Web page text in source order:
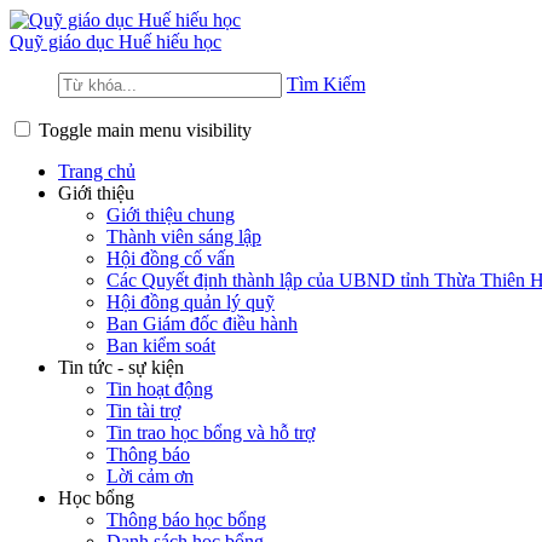
Quỹ giáo dục Huế hiếu học
Tìm Kiếm
Toggle main menu visibility
Trang chủ
Giới thiệu
Giới thiệu chung
Thành viên sáng lập
Hội đồng cố vấn
Các Quyết định thành lập của UBND tỉnh Thừa Thiên
Hội đồng quản lý quỹ
Ban Giám đốc điều hành
Ban kiểm soát
Tin tức - sự kiện
Tin hoạt động
Tin tài trợ
Tin trao học bổng và hỗ trợ
Thông báo
Lời cảm ơn
Học bổng
Thông báo học bổng